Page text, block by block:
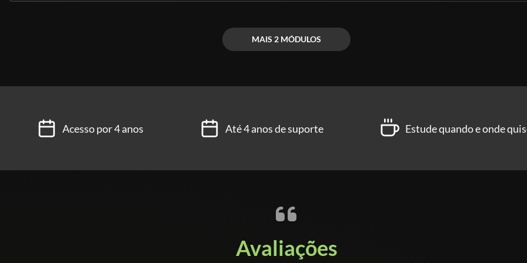
R:Simplesmente o melhor do Brasil, você nunca vai encontrar nenhum material mais passo a passo e
#vemserleiaut
MAIS 2 MÓDULOS
Acesso por 4 anos Até 4 anos de suporte Estude quando e onde
Avaliações